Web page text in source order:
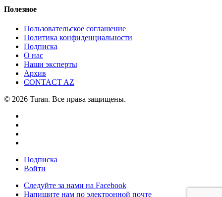
Полезное
Пользовательское соглашение
Политика конфиденциальности
Подписка
О нас
Наши эксперты
Архив
CONTACT AZ
© 2026 Turan. Все права защищены.
Подписка
Войти
Следуйте за нами на Facebook
Напишите нам по электронной почте